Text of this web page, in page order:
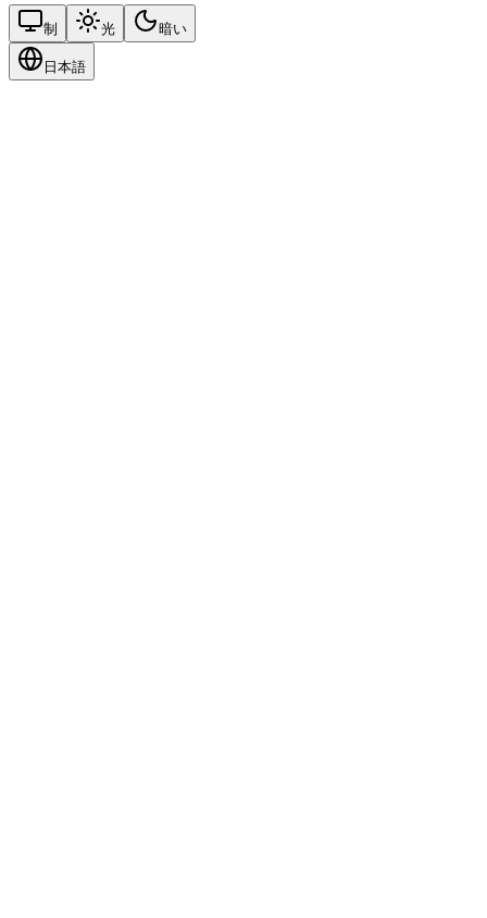
制 光 暗い
日本語